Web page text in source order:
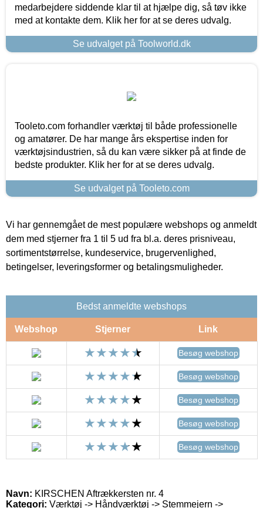
medarbejdere siddende klar til at hjælpe dig, så tøv ikke
med at kontakte dem. Klik her for at se deres udvalg.
Se udvalget på Toolworld.dk
Tooleto.com forhandler værktøj til både professionelle
og amatører. De har mange års ekspertise inden for
værktøjsindustrien, så du kan være sikker på at finde de
bedste produkter. Klik her for at se deres udvalg.
Se udvalget på Tooleto.com
Vi har gennemgået de mest populære webshops og anmeldt
dem med stjerner fra 1 til 5 ud fra bl.a. deres prisniveau,
sortimentstørrelse, kundeservice, brugervenlighed,
betingelser, leveringsformer og betalingsmuligheder.
Bedst anmeldte webshops
Webshop Stjerner Link
Besøg webshop
Besøg webshop
Besøg webshop
Besøg webshop
Besøg webshop
Navn: KIRSCHEN Aftrækkersten nr. 4
Kategori: Værktøj -> Håndværktøj -> Stemmejern ->